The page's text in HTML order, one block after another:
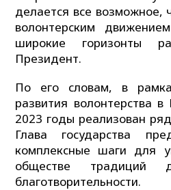
делается все возможное,
волонтерским
широкие горизонты
Президент.
По его словам, в
развития волонтерства
2023 годы реализован
Глава государства
комплексные шаги для
обществе традиций
благотворительности.